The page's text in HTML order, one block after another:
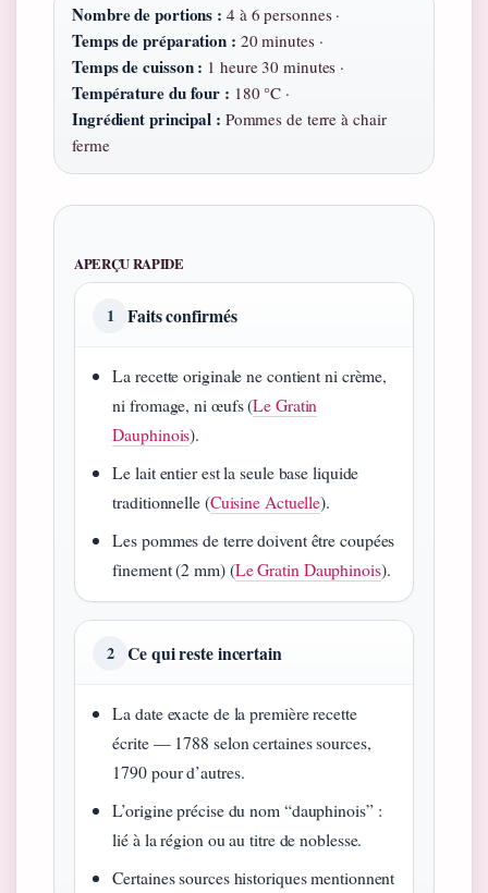
Nombre de portions : 4 à 6 personnes ·
Temps de préparation : 20 minutes ·
Temps de cuisson : 1 heure 30 minutes ·
Température du four : 180 °C ·
Ingrédient principal : Pommes de terre à chair
ferme
APERÇU RAPIDE
1 Faits confirmés
La recette originale ne contient ni crème,
ni fromage, ni œufs (Le Gratin
Dauphinois).
Le lait entier est la seule base liquide
traditionnelle (Cuisine Actuelle).
Les pommes de terre doivent être coupées
finement (2 mm) (Le Gratin Dauphinois).
2 Ce qui reste incertain
La date exacte de la première recette
écrite — 1788 selon certaines sources,
1790 pour d’autres.
L’origine précise du nom “dauphinois” :
lié à la région ou au titre de noblesse.
Certaines sources historiques mentionnent